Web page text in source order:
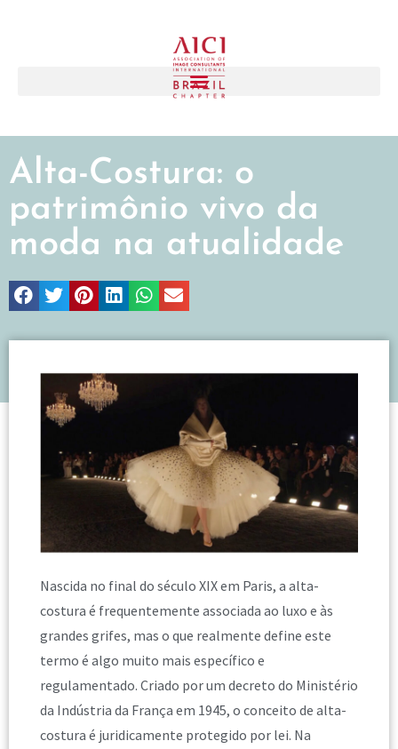
Alta-Costura: o
patrimônio vivo da
moda na atualidade
Nascida no final do século XIX em Paris, a alta-
costura é frequentemente associada ao luxo e às
grandes grifes, mas o que realmente define este
termo é algo muito mais específico e
regulamentado. Criado por um decreto do Ministério
da Indústria da França em 1945, o conceito de alta-
costura é juridicamente protegido por lei. Na